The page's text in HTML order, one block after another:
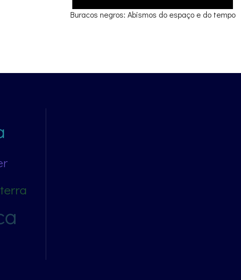
Buracos negros: Abismos do espaço e do tempo
terra